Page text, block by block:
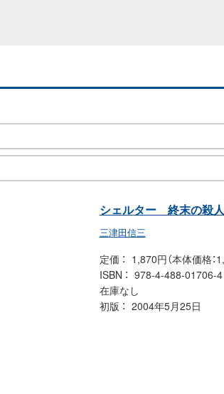
シェルター 終末の殺人
三津田信三
定価
1,870円（本体価格：
ISBN
978-4-488-01706-4
在庫なし
初版
2004年5月25日